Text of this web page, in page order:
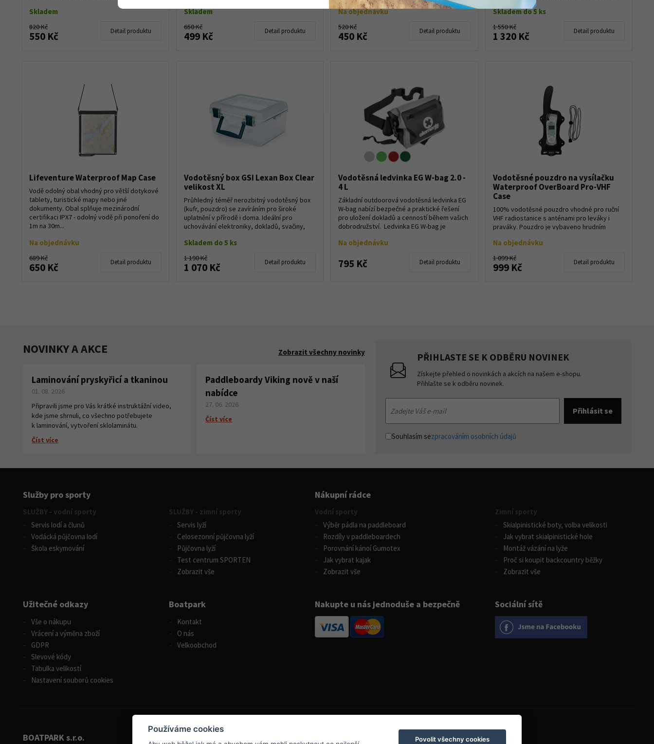
Skladem
820 Kč
550 Kč Detail produktu
Skladem
650 Kč
499 Kč Detail produktu
Na objednávku
520 Kč
450 Kč Detail produktu
Skladem do 5 ks
1 550 Kč
1 320 Kč Detail produktu
Lifeventure Waterproof Map Case
Vodě odolný obal vhodný pro větší dotykové
tablety, turistické mapy nebo jiné
dokumenty. Obal splňuje mezinárodní
certifikaci IPX7 - odolný vodě při ponoření do
1m na 30m...
Na objednávku
689 Kč
650 Kč Detail produktu
Vodotěsný box GSI Lexan Box Clear
velikost XL
Průhledný téměř nerozbitný vodotěsný box
(kufr, pouzdro) se zavíráním pro široké
uplatnění v přírodě i doma. Ideální pro
uchovávání elektroniky, dokladů, svačiny,
Skladem do 5 ks
1 190 Kč
1 070 Kč Detail produktu
Vodotěsná ledvinka EG W-bag 2.0 -
4 L
Základní outdoorová vodotěsná ledvinka EG
W-bag nabízí bezpečné a praktické řešení
pro uložení dokladů a cenností během vašich
dobrodružství. Ledvinka EG W-bag je
Na objednávku
795 Kč Detail produktu
Vodotěsné pouzdro na vysílačku
Waterproof OverBoard Pro-VHF
Case
100% vodotěsné pouzdro vhodné pro ruční
VHF radiostanice s anténami pro leváky i
praváky. Pouzdro je vybaveno hrudním
okénkem, takž...
Na objednávku
1 099 Kč
999 Kč Detail produktu
NOVINKY A AKCE Zobrazit všechny novinky
Laminování pryskyřicí a tkaninou
01. 08. 2026
Připravili jsme pro Vás krátké instruktážní video,
kde jsme shrnuli, co všechno potřebujete
k laminování, vytvoření sklolaminátu.
Číst více
Paddleboardy Viking nově v naší
nabídce
27. 06. 2026
Číst více
PŘIHLASTE SE K ODBĚRU NOVINEK
Získejte přehled o novinkách a akcích na našem e-shopu.
Přihlašte se k odběru novinek.
Souhlasím sezpracováním osobních údajů
Sociální sítě
Služby pro sporty
SLUŽBY - vodní sporty
Servis lodí a člunů
Vodácká půjčovna lodí
Škola eskymování
SLUŽBY - zimní sporty
Servis lyží
Celosezonní půjčovna lyží
Půjčovna lyží
Test centrum SPORTEN
Zobrazit vše
Nákupní rádce
Vodní sporty
Výběr pádla na paddleboard
Rozdíly v paddleboardech
Porovnání kánoí Gumotex
Jak vybrat kajak
Zobrazit vše
Zimní sporty
Skialpinistické boty, volba velikosti
Jak vybrat skialpinistické hole
Montáž vázání na lyže
Proč si koupit backcountry běžky
Zobrazit vše
Užitečné odkazy
Vše o nákupu
Vrácení a výměna zboží
GDPR
Slevové kódy
Tabulka velikostí
Nastavení souborů cookies
Boatpark
Kontakt
O nás
Velkoobchod
Nakupte u nás jednoduše a bezpečně
BOATPARK s.r.o.
Otevírací doba
Používáme cookies
Povolit všechny cookies